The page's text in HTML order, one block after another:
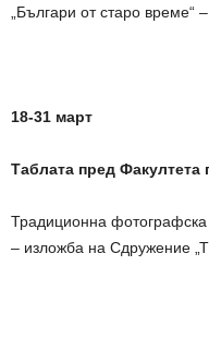
„Българи от старо време“
18-31 март
Таблата пред Факултета
Традиционна
– изложба на Сдружение